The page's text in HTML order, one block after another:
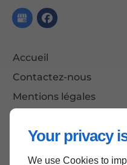
Your privacy
We use Cookies to
Accueil
Contactez-nous
Mentions légales